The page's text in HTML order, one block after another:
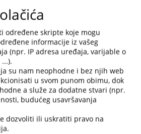
1574PREGLEDA
određene skripte koje mogu
informacije iz vašeg
(npr. IP adresa uređaja, varijable o
su nam neophodne i bez njih web
u svom punom obimu, dok
a služe za dodatne stvari (npr.
budućeg usavršavanja
dozvoliti ili uskratiti pravo na